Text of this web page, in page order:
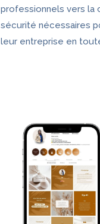
professionnels vers la
sécurité nécessaires
leur entreprise en